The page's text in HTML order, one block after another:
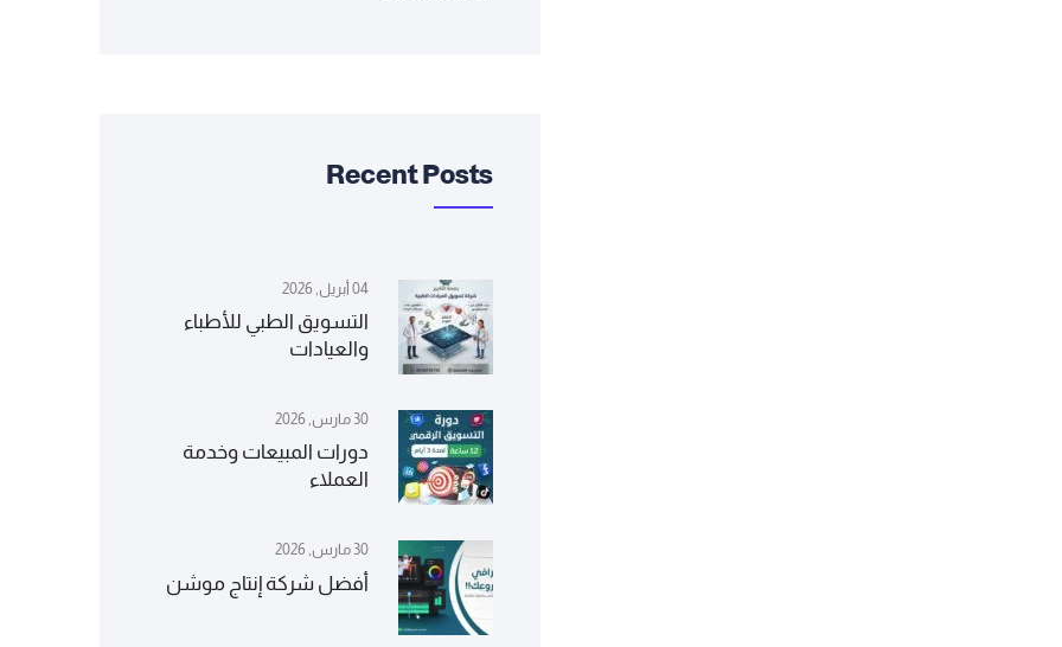
Recent Posts
04 أبريل, 2026
التسويق الطبي للأطباء
والعيادات
30 مارس, 2026
دورات المبيعات وخدمة
العملاء
30 مارس, 2026
أفضل شركة إنتاج موشن